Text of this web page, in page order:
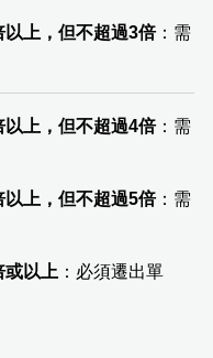
上，但不超過3倍：需
上，但不超過4倍：需
上，但不超過5倍：需
或以上 ：必須遷出單